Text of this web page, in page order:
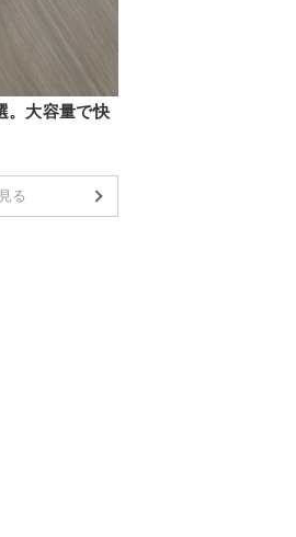
。大容量で快
る